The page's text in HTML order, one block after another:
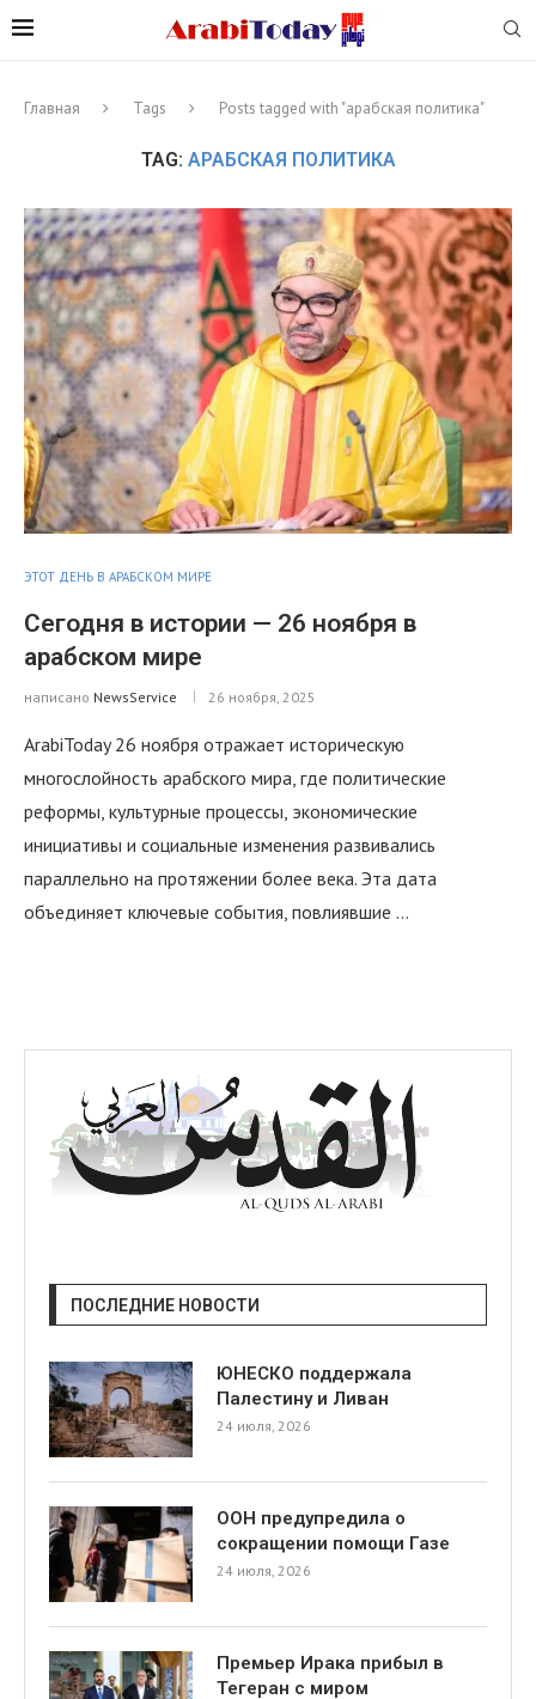
Главная Tags Posts tagged with "арабская политика"
TAG: АРАБСКАЯ ПОЛИТИКА
ЭТОТ ДЕНЬ В АРАБСКОМ МИРЕ
Сегодня в истории — 26 ноября в
арабском мире
написано NewsService 26 ноября, 2025
ArabiToday 26 ноября отражает историческую
многослойность арабского мира, где политические
реформы, культурные процессы, экономические
инициативы и социальные изменения развивались
параллельно на протяжении более века. Эта дата
объединяет ключевые события, повлиявшие …
ПОСЛЕДНИЕ НОВОСТИ
ЮНЕСКО поддержала
Палестину и Ливан
24 июля, 2026
ООН предупредила о
сокращении помощи Газе
24 июля, 2026
Премьер Ирака прибыл в
Тегеран с миром